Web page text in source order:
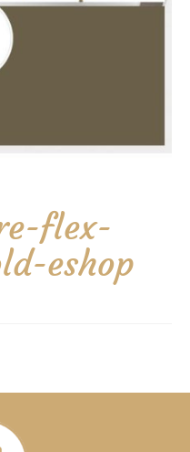
flex-
eshop